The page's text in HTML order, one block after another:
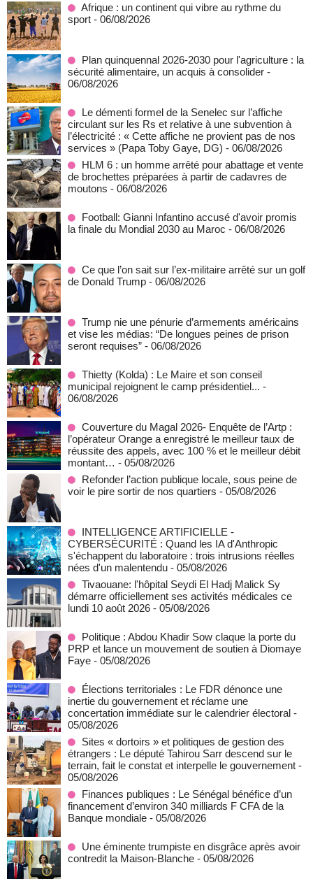
Afrique : un continent qui vibre au rythme du
sport - 06/08/2026
Plan quinquennal 2026-2030 pour l'agriculture : la
sécurité alimentaire, un acquis à consolider -
06/08/2026
Le démenti formel de la Senelec sur l’affiche
circulant sur les Rs et relative à une subvention à
l’électricité : « Cette affiche ne provient pas de nos
services » (Papa Toby Gaye, DG) - 06/08/2026
HLM 6 : un homme arrêté pour abattage et vente
de brochettes préparées à partir de cadavres de
moutons - 06/08/2026
Football: Gianni Infantino accusé d'avoir promis
la finale du Mondial 2030 au Maroc - 06/08/2026
Ce que l’on sait sur l’ex-militaire arrêté sur un golf
de Donald Trump - 06/08/2026
Trump nie une pénurie d’armements américains
et vise les médias: “De longues peines de prison
seront requises” - 06/08/2026
‎Thietty (Kolda) : Le Maire et son conseil
municipal rejoignent le camp présidentiel... -
06/08/2026
Couverture du Magal 2026- Enquête de l’Artp :
l’opérateur Orange a enregistré le meilleur taux de
réussite des appels, avec 100 % et le meilleur débit
montant… - 05/08/2026
Refonder l’action publique locale, sous peine de
voir le pire sortir de nos quartiers - 05/08/2026
INTELLIGENCE ARTIFICIELLE -
CYBERSÉCURITÉ : Quand les IA d'Anthropic
s'échappent du laboratoire : trois intrusions réelles
nées d'un malentendu - 05/08/2026
Tivaouane: l'hôpital Seydi El Hadj Malick Sy
démarre officiellement ses activités médicales ce
lundi 10 août 2026 - 05/08/2026
Politique : Abdou Khadir Sow claque la porte du
PRP et lance un mouvement de soutien à Diomaye
Faye - 05/08/2026
Élections territoriales : Le FDR dénonce une
inertie du gouvernement et réclame une
concertation immédiate sur le calendrier électoral -
05/08/2026
Sites « dortoirs » et politiques de gestion des
étrangers : Le député Tahirou Sarr descend sur le
terrain, fait le constat et interpelle le gouvernement -
05/08/2026
Finances publiques : Le Sénégal bénéfice d’un
financement d’environ 340 milliards F CFA de la
Banque mondiale - 05/08/2026
Une éminente trumpiste en disgrâce après avoir
contredit la Maison-Blanche - 05/08/2026